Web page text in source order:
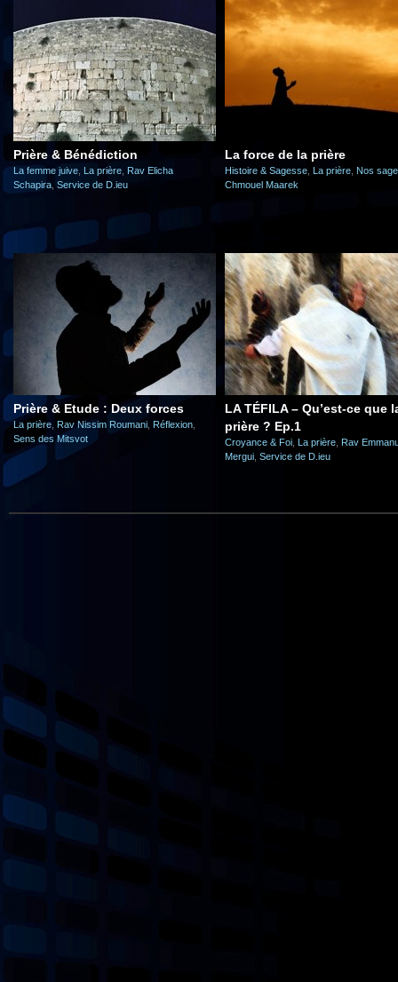
Prière & Bénédiction
La femme juive La prière Rav Elicha
Schapira Service de D.ieu
La force de la prière
Histoire & Sagesse La prière Nos
Chmouel Maarek
Prière & Etude : Deux forces
La prière Rav Nissim Roumani Réflexion
Sens des Mitsvot
LA TÉFILA – Qu’est-ce que
prière ? Ep.1
Croyance & Foi La prière Rav
Mergui Service de D.ieu